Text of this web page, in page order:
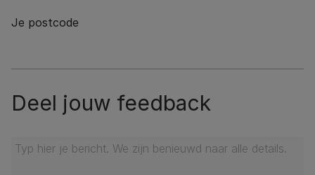
Je postcode
Deel jouw feedback
Tell us all the details